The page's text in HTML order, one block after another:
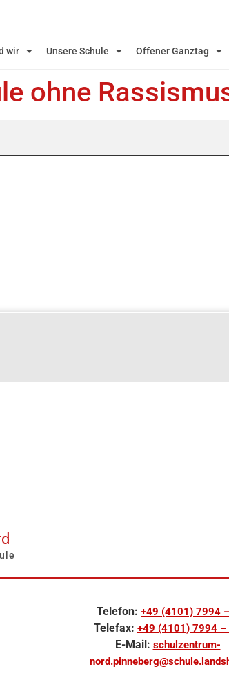
wir Unsere Schule Offener Ganztag
ohne
Telefon: +49 (4101) 7994
Telefax: +49 (4101) 7994 –
E-Mail: schulzentrum-